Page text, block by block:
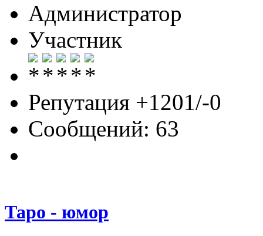
Администратор
Участник
Репутация +1201/-0
Сообщений: 63
Таро - юмор